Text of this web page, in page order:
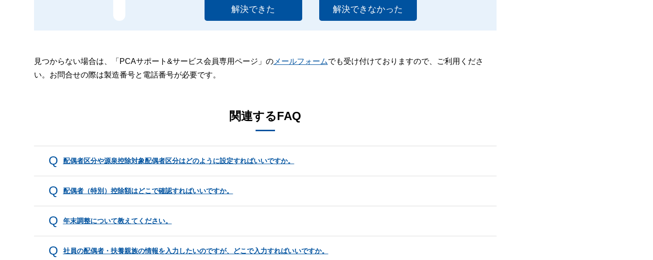
解決できた 解決できなかった
見つからない場合は、「PCAサポート&サービス会員専用ページ」のメールフォームでも受け付けておりますので、ご利用くださ
い。お問合せの際は製造番号と電話番号が必要です。
関連するFAQ
配偶者区分や源泉控除対象配偶者区分はどのように設定すればいいですか。
配偶者（特別）控除額はどこで確認すればいいですか。
年末調整について教えてください。
社員の配偶者・扶養親族の情報を入力したいのですが、どこで入力すればいいですか。